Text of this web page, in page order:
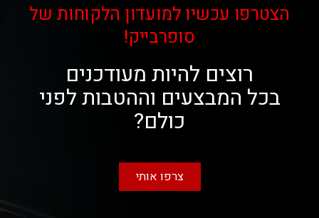
הצטרפו עכשיו למועדון הלקוחות של
סופרבייק!
רוצים להיות מעודכנים
בכל המבצעים וההטבות לפני
כולם?
צרפו אותי